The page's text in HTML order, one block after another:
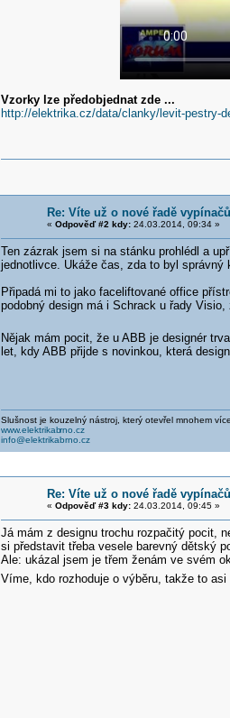
Vzorky lze předobjednat zde ...
http://elektrika.cz/data/clanky/levit-pestry-
Re: Víte už o nové řadě
« Odpověď #2 kdy:24.03.2014, 09:34 »
Ten zázrak jsem si na stánku prohlédl a
jednotlivce. Ukáže čas, zda to byl
Připadá mi to jako faceliftované office
podobný design má i Schrack u řady
Nějak mám pocit, že u ABB je designér
let, kdy ABB přijde s novinkou, která
Slušnost je kouzelný nástroj, který otevřel mnohem
www.elektrikabrno.cz
info@elektrikabrno.cz
Re: Víte už o nové řadě
« Odpověď #3 kdy:24.03.2014, 09:45 »
Já mám z designu trochu rozpačitý pocit,
si představit třeba vesele barevný dětský
Ale: ukázal jsem je třem ženám ve svém
Víme, kdo rozhoduje o výběru, takže to